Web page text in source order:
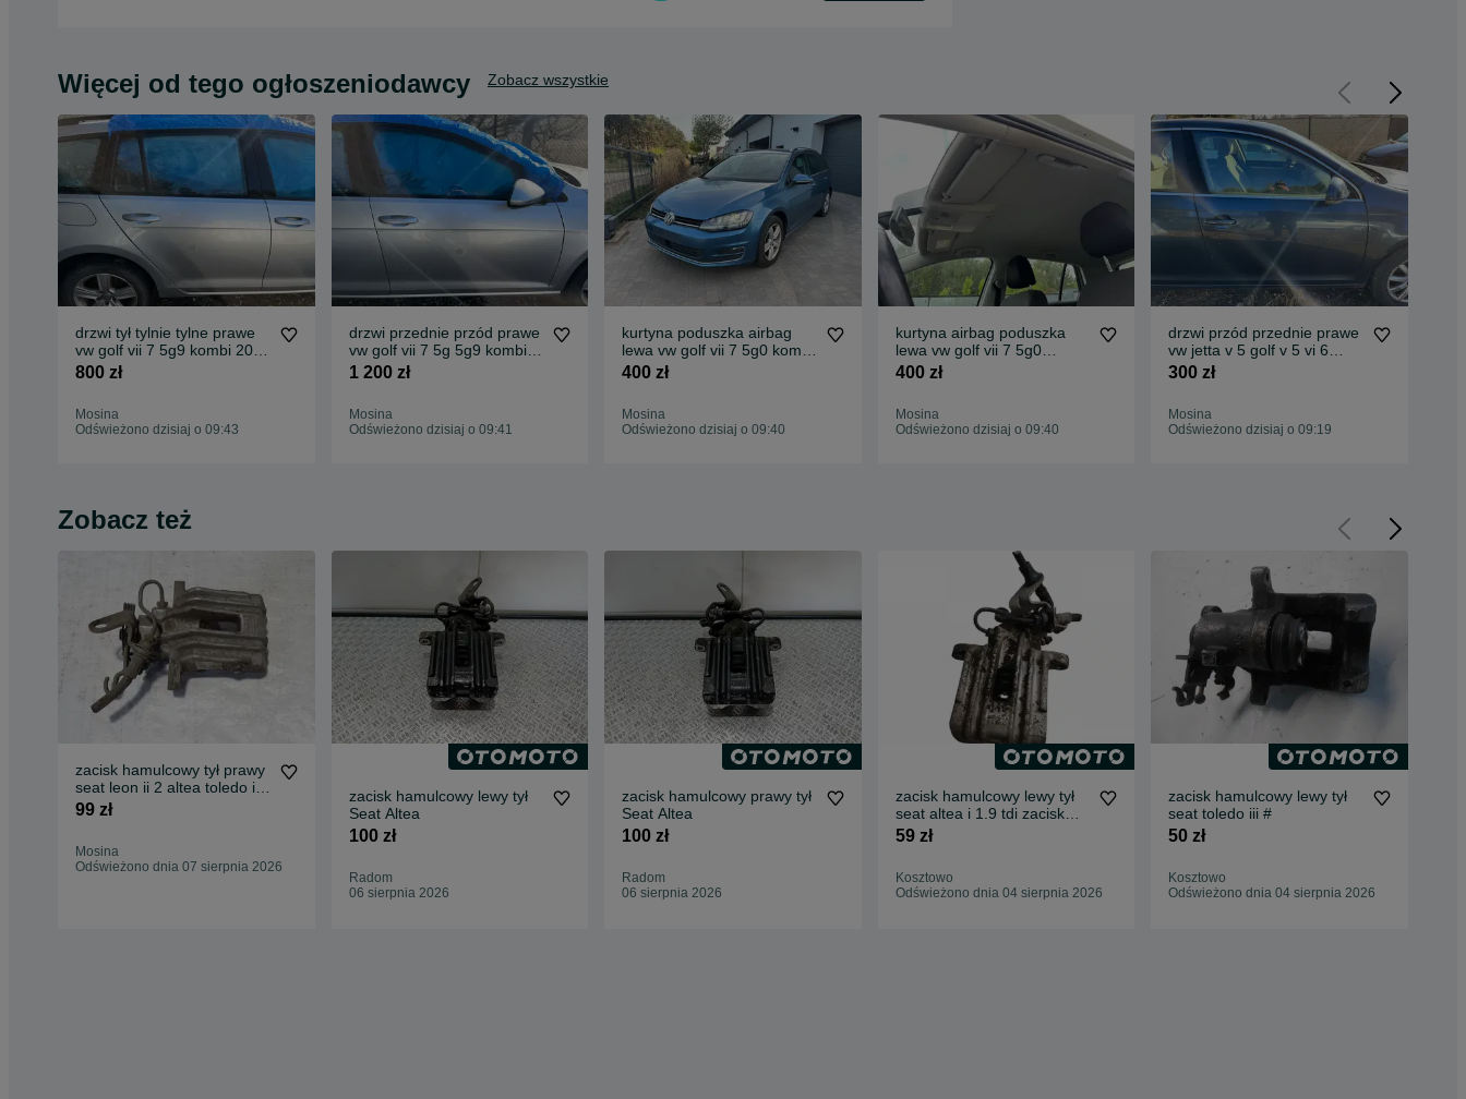
Więcej od tego ogłoszeniodawcy Zobacz wszystkie
drzwi tył tylnie tylne prawe
vw golf vii 7 5g9 kombi 2012
- 2020 la7w
800 zł
Mosina
Odświeżono dzisiaj o 09:43
drzwi przednie przód prawe
vw golf vii 7 5g 5g9 kombi
2012 - 2020 la7w
1 200 zł
Mosina
Odświeżono dzisiaj o 09:41
kurtyna poduszka airbag
lewa vw golf vii 7 5g0 kombi
2012 – 2020 demontaż
400 zł
Mosina
Odświeżono dzisiaj o 09:40
kurtyna airbag poduszka
lewa vw golf vii 7 5g0
hatchback 5 drzwi
400 zł
Mosina
Odświeżono dzisiaj o 09:40
drzwi przód przednie prawe
vw jetta v 5 golf v 5 vi 6
kombi lc5f
300 zł
Mosina
Odświeżono dzisiaj o 09:19
Zobacz też
zacisk hamulcowy tył prawy
seat leon ii 2 altea toledo iii
3
99 zł
Mosina
Odświeżono dnia 07 sierpnia 2026
zacisk hamulcowy lewy tył
Seat Altea
100 zł
Radom
06 sierpnia 2026
zacisk hamulcowy prawy tył
Seat Altea
100 zł
Radom
06 sierpnia 2026
zacisk hamulcowy lewy tył
seat altea i 1.9 tdi zacisk
lewy tył altea i
59 zł
Kosztowo
Odświeżono dnia 04 sierpnia 2026
zacisk hamulcowy lewy tył
seat toledo iii #
50 zł
Kosztowo
Odświeżono dnia 04 sierpnia 2026